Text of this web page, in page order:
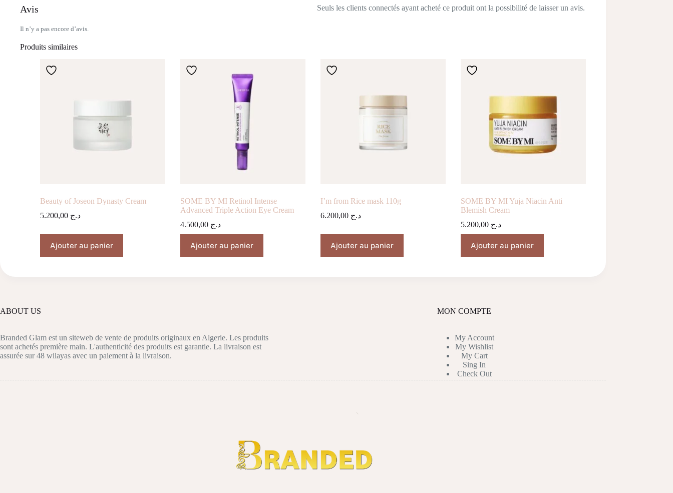
Avis
Il n’y a pas encore d’avis.
Seuls les clients connectés ayant acheté ce produit ont la possibilité de laisser un avis.
Produits similaires
Beauty of Joseon Dynasty Cream
د.ج
Ajouter au panier
SOME BY MI Retinol Intense
Advanced Triple Action Eye Cream
د.ج 4.500,00
Ajouter au panier
I’m from Rice mask 110g
د.ج 6.200,00
Ajouter au panier
SOME BY MI Yuja Niacin Anti
Blemish Cream
د.ج 5.200,00
Ajouter au panier
ABOUT US
Branded Glam est un siteweb de vente de produits originaux en Algerie. Les produits
sont achetés première main. L'authenticité des produits est garantie. La livraison est
assurée sur 48 wilayas avec un paiement à la livraison.
MON COMPTE
My Account
My Wishlist
My Cart
Sing In
Check Out